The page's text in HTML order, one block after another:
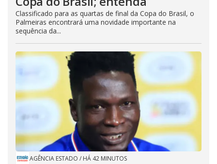
Classificado para as quartas de final da Copa do Brasil, o
Palmeiras encontrará uma novidade importante na
sequência da...
AGÊNCIA ESTADO / HÁ 42 MINUTOS